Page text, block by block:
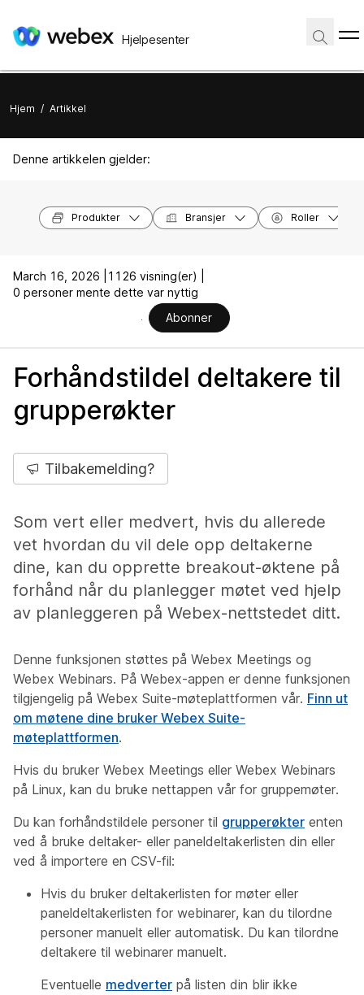
Hjelpesenter
Hjem / Artikkel
Denne artikkelen gjelder:
Produkter Bransjer Roller
March 16, 2026 |
1126 visning(er) |
0 personer mente dette var nyttig
Abonner
Forhåndstildel deltakere til
grupperøkter
Tilbakemelding?
Som vert eller medvert, hvis du allerede
vet hvordan du vil dele opp deltakerne
dine, kan du opprette breakout-øktene på
forhånd når du planlegger møtet ved hjelp
av planleggeren på Webex-nettstedet ditt.
Denne funksjonen støttes på Webex Meetings og
Webex Webinars. På Webex-appen er denne funksjonen
tilgjengelig på Webex Suite-møteplattformen vår. Finn ut
om møtene dine bruker Webex Suite-
møteplattformen.
Hvis du bruker Webex Meetings eller Webex Webinars
på Linux, kan du bruke nettappen vår for gruppemøter.
Du kan forhåndstildele personer til grupperøkter enten
ved å bruke deltaker- eller paneldeltakerlisten din eller
ved å importere en CSV-fil:
Hvis du bruker deltakerlisten for møter eller
paneldeltakerlisten for webinarer, kan du tilordne
personer manuelt eller automatisk. Du kan tilordne
deltakere til webinarer manuelt.
Eventuelle medverter på listen din blir ikke